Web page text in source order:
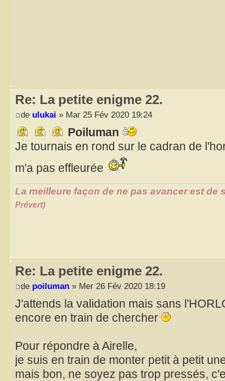
Re: La petite enigme 22.
de ulukai » Mar 25 Fév 2020 19:24
Poiluman
Je tournais en rond sur le cadran de
m'a pas effleurée
La meilleure façon de ne pas avancer est de
Prévert)
Re: La petite enigme 22.
de poiluman » Mer 26 Fév 2020 18:19
J'attends la validation mais sans
encore en train de chercher
Pour répondre à Airelle,
je suis en train de monter petit à petit
mais bon, ne soyez pas trop pressés,